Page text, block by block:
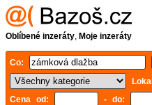
Oblíbené inzeráty, Moje inzeráty
Co:
Cena od:
- do: